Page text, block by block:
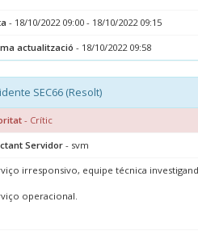
- 18/10/2022 09:00 - 18/10/2022 09:15
actualització - 18/10/2022 09:58
SEC66 (Resolt)
- Crític
Servidor- svm
irresponsivo, equipe técnica
operacional.